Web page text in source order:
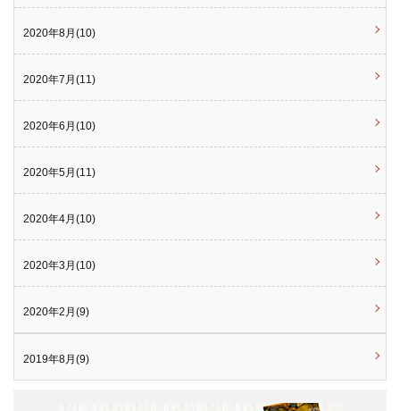
2020年8月(10)
2020年7月(11)
2020年6月(10)
2020年5月(11)
2020年4月(10)
2020年3月(10)
2020年2月(9)
2019年8月(9)